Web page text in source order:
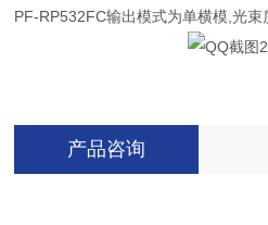
PF-RP532FC输出模式为单横模,光束
产品咨询